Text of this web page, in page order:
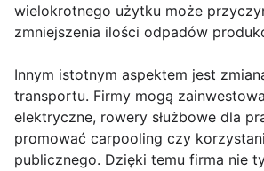
wielokrotnego użytku może
zmniejszenia ilości odpadów
Innym istotnym aspektem jest
transportu. Firmy mogą
elektryczne, rowery służbowe dla
promować carpooling czy
publicznego. Dzięki temu firma nie